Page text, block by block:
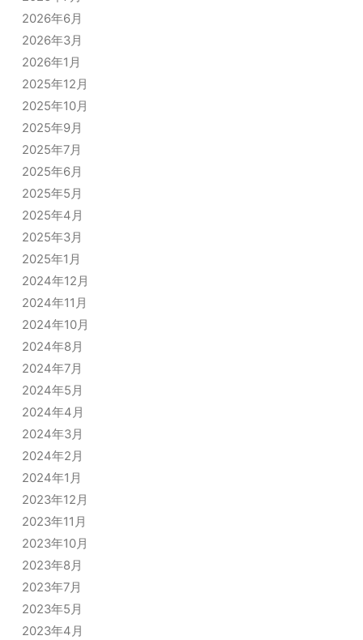
2026年6月
2026年3月
2026年1月
2025年12月
2025年10月
2025年9月
2025年7月
2025年6月
2025年5月
2025年4月
2025年3月
2025年1月
2024年12月
2024年11月
2024年10月
2024年8月
2024年7月
2024年5月
2024年4月
2024年3月
2024年2月
2024年1月
2023年12月
2023年11月
2023年10月
2023年8月
2023年7月
2023年5月
2023年4月